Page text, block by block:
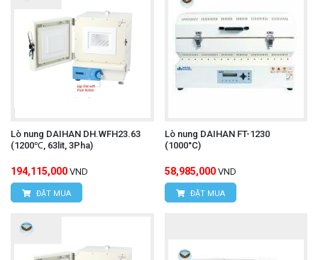
Lò nung DAIHAN DH.WFH23.63
(1200℃, 63lit, 3Pha)
194,115,000 VND
ĐẶT MUA
Lò nung DAIHAN FT-1230
(1000°C)
58,985,000 VND
ĐẶT MUA